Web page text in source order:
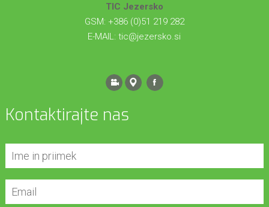
TIC Jezersko
GSM: +386 (0)51 219 282
E-MAIL:tic@jezersko.si
Kontaktirajte nas